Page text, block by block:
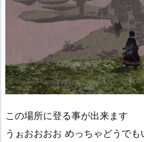
この場所に登る事が出来ます
うぉおおおお めっちゃどうでも